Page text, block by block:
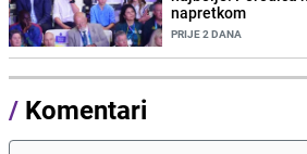
napretkom
PRIJE 2 DANA
/ Komentari